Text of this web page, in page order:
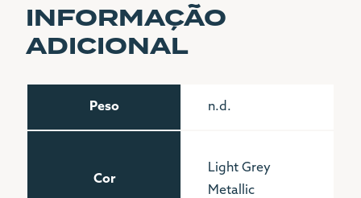
INFORMAÇÃO
ADICIONAL
Peso n.d.
Cor
Light Grey
Metallic